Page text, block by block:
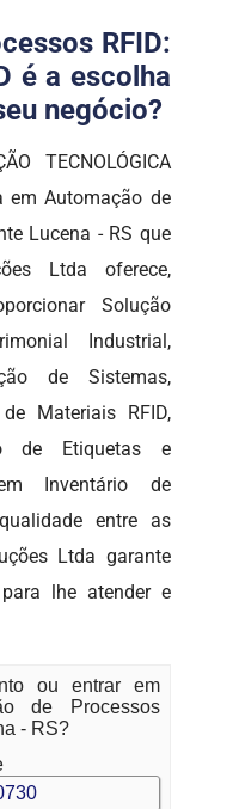
RFID:
é a escolha
negócio?
TECNOLÓGICA
em Automação de
Lucena - RS que
Ltda oferece,
Solução
Industrial,
de Sistemas,
Materiais RFID,
de Etiquetas e
Inventário de
entre as
Ltda garante
lhe atender e
ou entrar em
de Processos
- RS?